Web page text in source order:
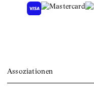
Assoziationen